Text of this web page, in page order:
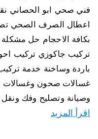
فني صحي ابو الحصاني
اعطال الصرف الصحي
بكافة الاحجام حل
تركيب جاكوزي تركيب
باردة وساخنة خدمة
غسالات صحون وغسالات
وصيانة وتصليح وفك
اقرأ المزيد